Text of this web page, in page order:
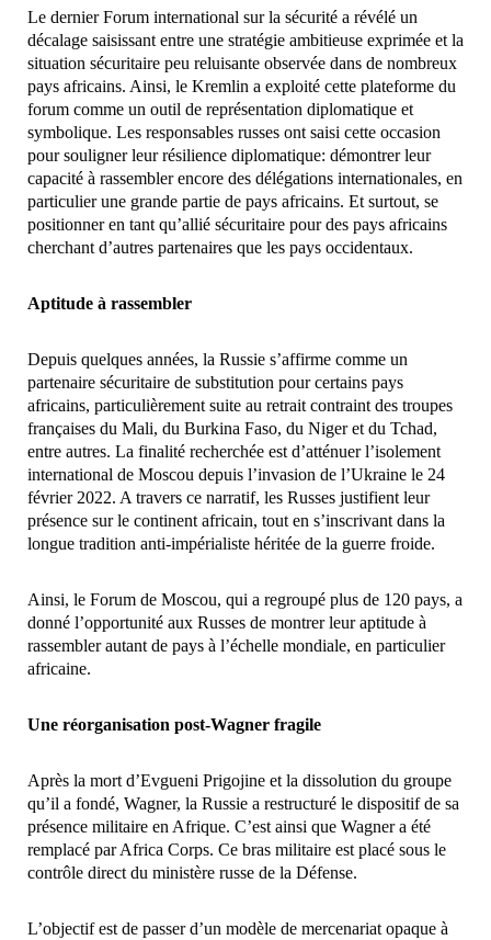
Le dernier Forum international sur la sécurité a révélé un
décalage saisissant entre une stratégie ambitieuse exprimée et la
situation sécuritaire peu reluisante observée dans de nombreux
pays africains. Ainsi, le Kremlin a exploité cette plateforme du
forum comme un outil de représentation diplomatique et
symbolique. Les responsables russes ont saisi cette occasion
pour souligner leur résilience diplomatique: démontrer leur
capacité à rassembler encore des délégations internationales, en
particulier une grande partie de pays africains. Et surtout, se
positionner en tant qu’allié sécuritaire pour des pays africains
cherchant d’autres partenaires que les pays occidentaux.
Aptitude à rassembler
Depuis quelques années, la Russie s’affirme comme un
partenaire sécuritaire de substitution pour certains pays
africains, particulièrement suite au retrait contraint des troupes
françaises du Mali, du Burkina Faso, du Niger et du Tchad,
entre autres. La finalité recherchée est d’atténuer l’isolement
international de Moscou depuis l’invasion de l’Ukraine le 24
février 2022. A travers ce narratif, les Russes justifient leur
présence sur le continent africain, tout en s’inscrivant dans la
longue tradition anti-impérialiste héritée de la guerre froide.
Ainsi, le Forum de Moscou, qui a regroupé plus de 120 pays, a
donné l’opportunité aux Russes de montrer leur aptitude à
rassembler autant de pays à l’échelle mondiale, en particulier
africaine.
Une réorganisation post-Wagner fragile
Après la mort d’Evgueni Prigojine et la dissolution du groupe
qu’il a fondé, Wagner, la Russie a restructuré le dispositif de sa
présence militaire en Afrique. C’est ainsi que Wagner a été
remplacé par Africa Corps. Ce bras militaire est placé sous le
contrôle direct du ministère russe de la Défense.
L’objectif est de passer d’un modèle de mercenariat opaque à